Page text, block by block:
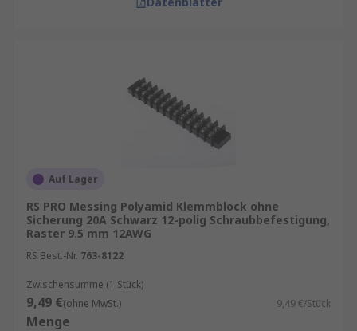
Auf Lager
RS PRO Messing Polyamid Klemmblock ohne
Sicherung 20A Schwarz 12-polig Schraubbefestigung,
Raster 9.5 mm 12AWG
RS Best.-Nr. 763-8122
Zwischensumme (1 Stück)
9,49 €(ohne MwSt.) 9,49 €/Stück
Menge